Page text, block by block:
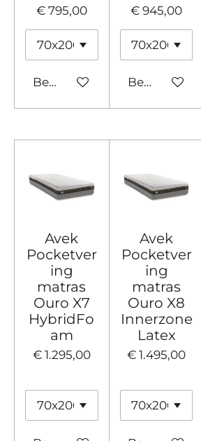
€ 795,00
Bekijk details
€ 945,00
Bekijk details
Avek
Pocketver
ing
matras
Ouro X7
HybridFo
am
€ 1.295,00
Avek
Pocketver
ing
matras
Ouro X8
Innerzone
Latex
€ 1.495,00